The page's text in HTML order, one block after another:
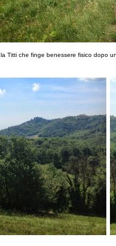
la Titti che finge benessere fisico dopo